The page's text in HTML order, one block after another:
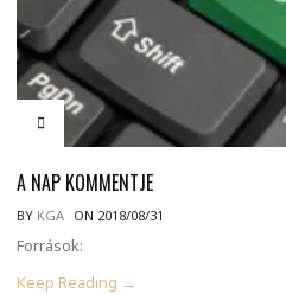
A NAP KOMMENTJE
BY KGA ON 2018/08/31
Források:
Keep Reading →